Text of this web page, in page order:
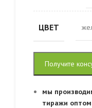
ЦВЕТ
Получите
мы
тиражи